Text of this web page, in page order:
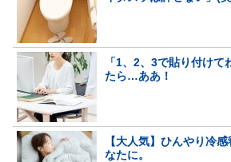
「1、2、3で貼り付け
たら…ああ！
【大人気】ひんやり冷
なたに。